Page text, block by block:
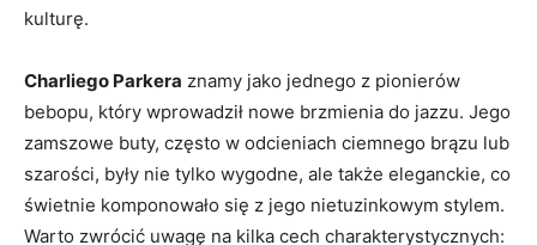
kulturę.
Charliego Parkera znamy jako jednego z pionierów
bebopu, który wprowadził nowe brzmienia do jazzu. Jego
zamszowe buty, często w odcieniach ciemnego brązu lub
szarości, były nie tylko wygodne, ale także eleganckie, co
świetnie komponowało się z jego nietuzinkowym stylem.
Warto zwrócić uwagę na kilka cech charakterystycznych: